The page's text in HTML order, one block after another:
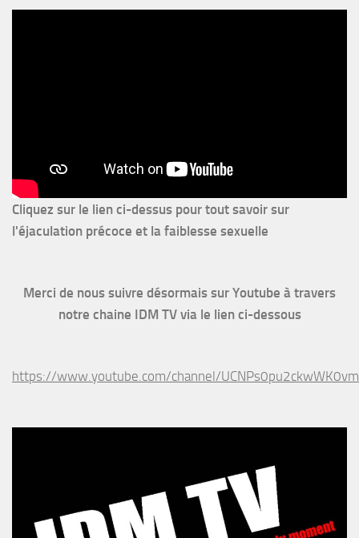
Cliquez sur le lien ci-dessus pour tout savoir sur
l'éjaculation précoce et la faiblesse sexuelle
Merci de nous suivre désormais sur Youtube à travers
notre chaine IDM TV via le lien ci-dessous
https://www.youtube.com/channel/